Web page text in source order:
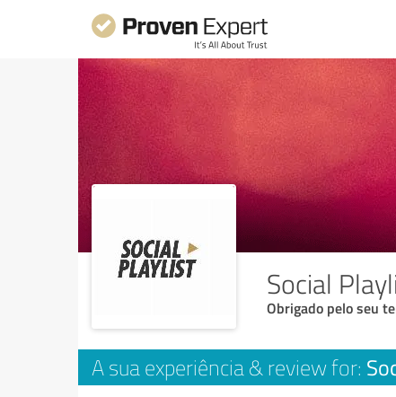
Social
Obrigado pelo seu
A sua experiência & review for: